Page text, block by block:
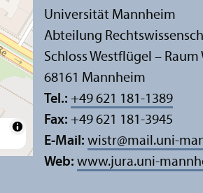
Universität Mannheim
Abteilung
Schloss Westflügel – Raum
68161 Mannheim
Tel.: +49 621 181-1389
Fax: +49 621 181-3945
E-Mail: wistr@mail.uni-
Web: www.jura.uni-